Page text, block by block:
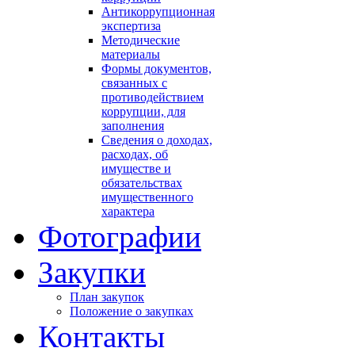
Антикоррупционная
экспертиза
Методические
материалы
Формы документов,
связанных с
противодействием
коррупции, для
заполнения
Сведения о доходах,
расходах, об
имуществе и
обязательствах
имущественного
характера
Фотографии
Закупки
План закупок
Положение о закупках
Контакты